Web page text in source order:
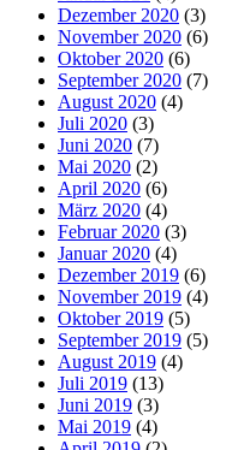
Dezember 2020 (3)
November 2020 (6)
Oktober 2020 (6)
September 2020 (7)
August 2020 (4)
Juli 2020 (3)
Juni 2020 (7)
Mai 2020 (2)
April 2020 (6)
März 2020 (4)
Februar 2020 (3)
Januar 2020 (4)
Dezember 2019 (6)
November 2019 (4)
Oktober 2019 (5)
September 2019 (5)
August 2019 (4)
Juli 2019 (13)
Juni 2019 (3)
Mai 2019 (4)